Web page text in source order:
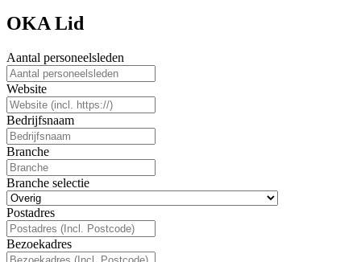
OKA Lid
Aantal personeelsleden
Website
Bedrijfsnaam
Branche
Branche selectie
Postadres
Bezoekadres